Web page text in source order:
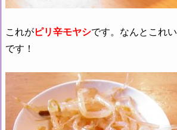
これがピリ辛モヤシです。なんとこれ
です！